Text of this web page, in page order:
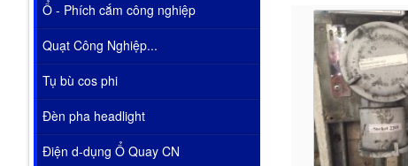
Ổ - Phích cắm công nghiệp
Quạt Công Nghiệp...
Tụ bù cos phi
Đèn pha headlight
Điện d-dụng Ổ Quay CN